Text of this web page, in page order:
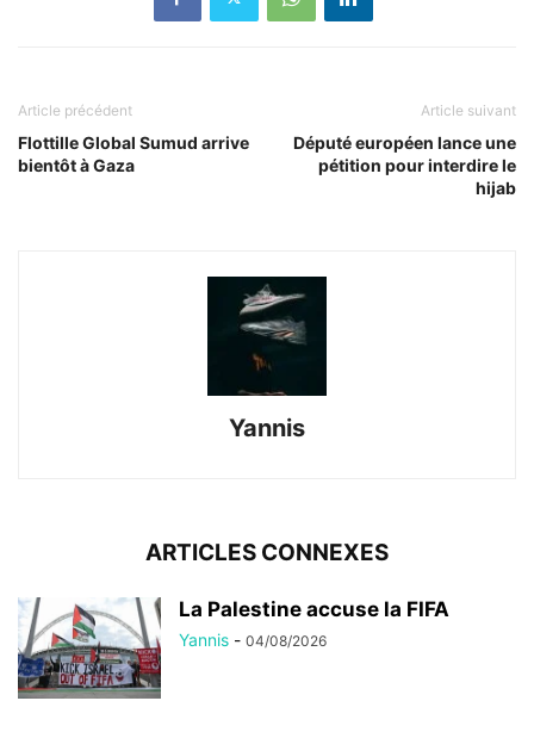
Article précédent
Flottille Global Sumud arrive
bientôt à Gaza
Article suivant
Député européen lance une
pétition pour interdire le
hijab
Yannis
ARTICLES CONNEXES
La Palestine accuse la FIFA
Yannis - 04/08/2026